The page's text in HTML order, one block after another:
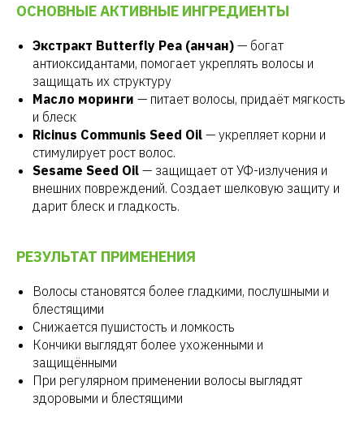
ОСНОВНЫЕ АКТИВНЫЕ ИНГРЕДИЕНТЫ
Экстракт Butterfly Pea (анчан) — богат
антиоксидантами, помогает укреплять волосы и
защищать их структуру
Масло моринги — питает волосы, придаёт мягкость
и блеск
Ricinus Communis Seed Oil — укрепляет корни и
стимулирует рост волос.
Sesame Seed Oil — защищает от УФ-излучения и
внешних повреждений. Создает шелковую защиту и
дарит блеск и гладкость.
РЕЗУЛЬТАТ ПРИМЕНЕНИЯ
Волосы становятся более гладкими, послушными и
блестящими
Снижается пушистость и ломкость
Кончики выглядят более ухоженными и
защищёнными
При регулярном применении волосы выглядят
здоровыми и блестящими